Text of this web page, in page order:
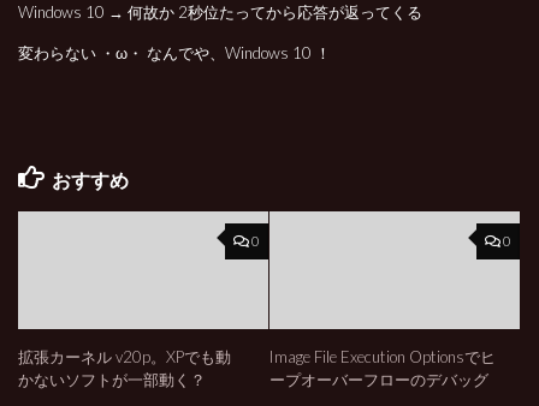
Windows 10 → 何故か 2秒位たってから応答が返ってくる
変わらない ・ω・ なんでや、Windows 10 ！
おすすめ
0
拡張カーネル v20p。XPでも動
かないソフトが一部動く？
0
Image File Execution Optionsでヒ
ープオーバーフローのデバッグ